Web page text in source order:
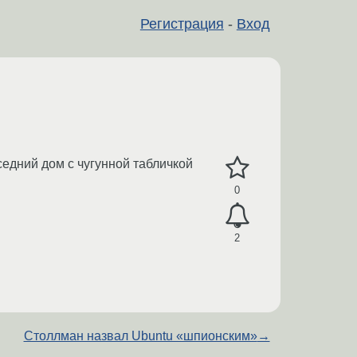
Регистрация - Вход
0
2
дом с чугунной табличкой
Столлман назвал Ubuntu «шпионским»→